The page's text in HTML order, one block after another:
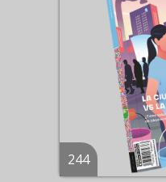
244